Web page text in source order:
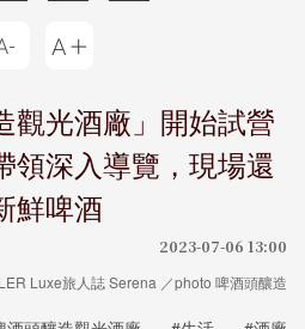
觀光酒廠」開始試營
領深入導覽，現場還
鮮啤酒
2023-07-06 13:00
Luxe旅人誌 Serena ／photo 啤酒頭釀造